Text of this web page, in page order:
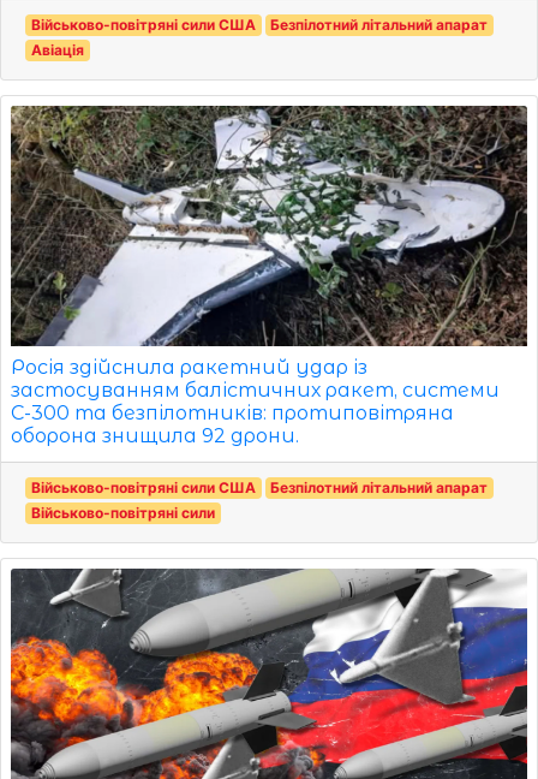
Військово-повітряні сили США
Безпілотний літальний апарат
Авіація
Росія здійснила ракетний удар із
застосуванням балістичних ракет, системи
С-300 та безпілотників: протиповітряна
оборона знищила 92 дрони.
Військово-повітряні сили США
Безпілотний літальний апарат
Військово-повітряні сили